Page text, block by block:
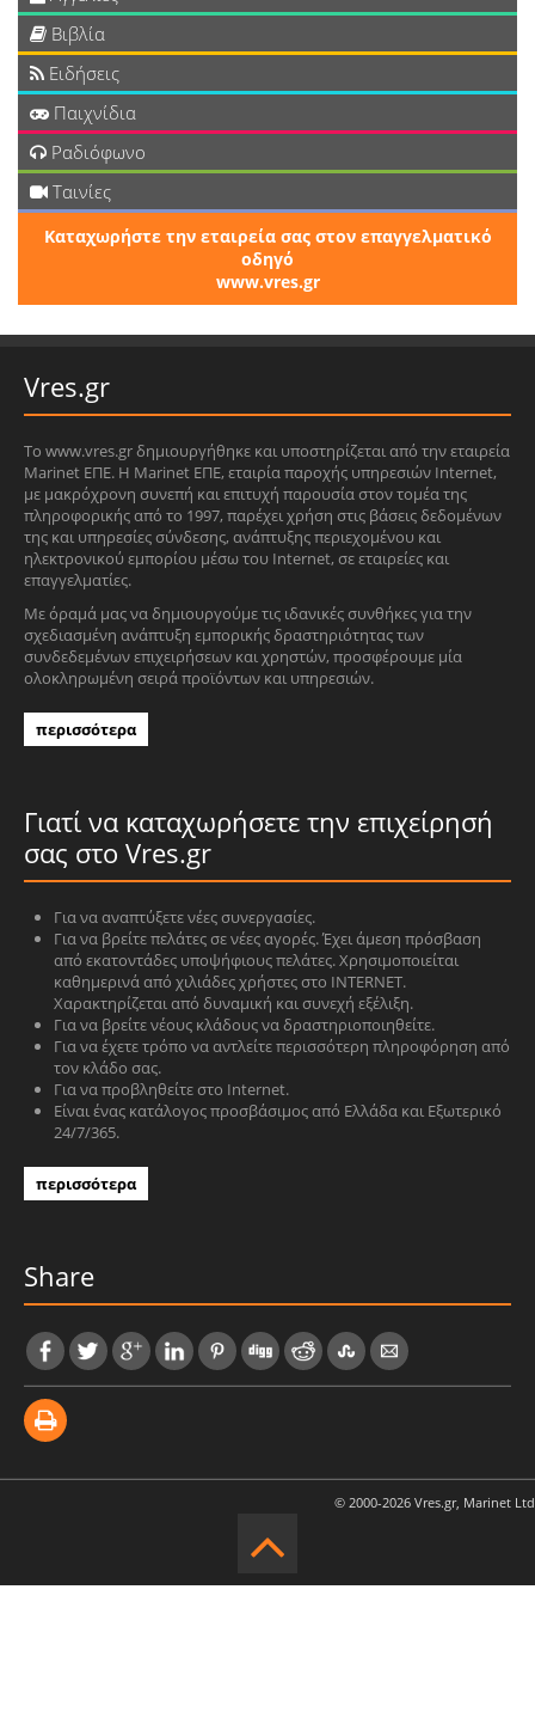
Βιβλία
Ειδήσεις
Παιχνίδια
Ραδιόφωνο
Ταινίες
Καταχωρήστε την εταιρεία σας στον επαγγελματικό
οδηγό
www.vres.gr
Vres.gr
Το www.vres.gr δημιουργήθηκε και υποστηρίζεται από την εταιρεία
Marinet ΕΠΕ. Η Marinet ΕΠΕ, εταιρία παροχής υπηρεσιών Internet,
με μακρόχρονη συνεπή και επιτυχή παρουσία στον τομέα της
πληροφορικής από το 1997, παρέχει χρήση στις βάσεις δεδομένων
της και υπηρεσίες σύνδεσης, ανάπτυξης περιεχομένου και
ηλεκτρονικού εμπορίου μέσω του Internet, σε εταιρείες και
επαγγελματίες.
Με όραμά μας να δημιουργούμε τις ιδανικές συνθήκες για την
σχεδιασμένη ανάπτυξη εμπορικής δραστηριότητας των
συνδεδεμένων επιχειρήσεων και χρηστών, προσφέρουμε μία
ολοκληρωμένη σειρά προϊόντων και υπηρεσιών.
περισσότερα
Γιατί να καταχωρήσετε την επιχείρησή
σας στο Vres.gr
Για να αναπτύξετε νέες συνεργασίες.
Για να βρείτε πελάτες σε νέες αγορές. Έχει άμεση πρόσβαση
από εκατοντάδες υποψήφιους πελάτες. Χρησιμοποιείται
καθημερινά από χιλιάδες χρήστες στο INTERNET.
Χαρακτηρίζεται από δυναμική και συνεχή εξέλιξη.
Για να βρείτε νέους κλάδους να δραστηριοποιηθείτε.
Για να έχετε τρόπο να αντλείτε περισσότερη πληροφόρηση από
τον κλάδο σας.
Για να προβληθείτε στο Internet.
Είναι ένας κατάλογος προσβάσιμος από Ελλάδα και Εξωτερικό
24/7/365.
περισσότερα
Share
© 2000-2026 Vres.gr, Marinet Ltd